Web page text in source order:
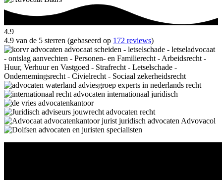
4.9
4.9 van de 5 sterren (gebaseerd op 172 reviews)